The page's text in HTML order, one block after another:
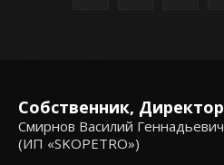
Собственник, Директор
Смирнов Василий Геннадьевич
(ИП «SKOPETRO»)